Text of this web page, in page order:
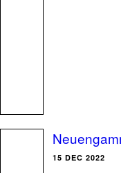
15 DEC 2022